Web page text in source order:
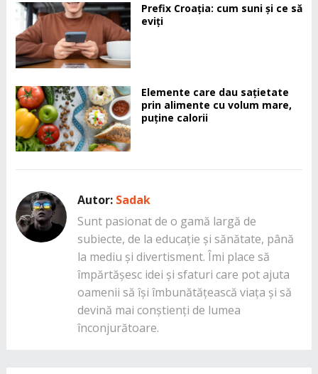
Prefix Croația: cum suni și ce să
eviți
Elemente care dau sațietate
prin alimente cu volum mare,
puține calorii
Autor: Sadak
Sunt pasionat de o gamă largă de
subiecte, de la educație și sănătate, până
la mediu și divertisment. Îmi place să
împărtășesc idei și sfaturi care pot ajuta
oamenii să își îmbunătățească viața și să
devină mai conștienți de lumea
înconjurătoare.